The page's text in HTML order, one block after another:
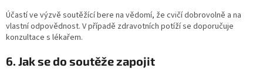
Účastí ve výzvě soutěžící bere na vědomí, že cvičí dobrovolně a na
vlastní odpovědnost. V případě zdravotních potíží se doporučuje
konzultace s lékařem.
6. Jak se do soutěže zapojit